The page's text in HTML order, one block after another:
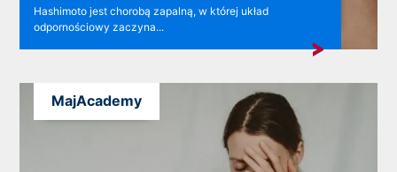
Hashimoto jest chorobą zapalną, w której układ
odpornościowy zaczyna...
MajAcademy